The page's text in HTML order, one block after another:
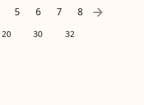
5 6 7 8
20 30 32
arrow_right